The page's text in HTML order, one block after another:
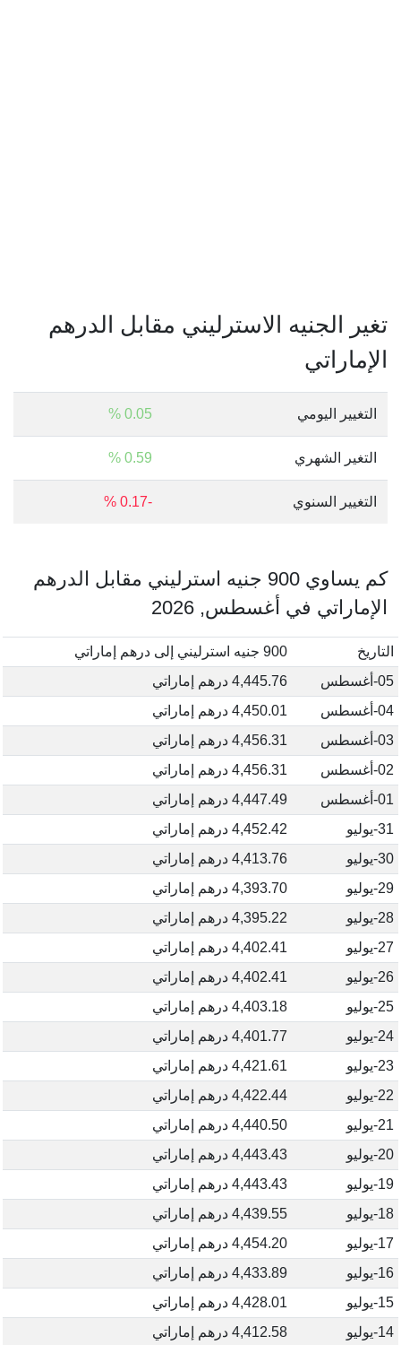
تغير الجنيه الاسترليني مقابل الدرهم
الإماراتي
التغيير اليومي 0.05 %
التغير الشهري 0.59 %
التغيير السنوي -0.17 %
كم يساوي 900 جنيه استرليني مقابل الدرهم
الإماراتي في أغسطس, 2026
التاريخ
900 جنيه استرليني إلى درهم إماراتي
05-أغسطس
4,445.76 درهم إماراتي
04-أغسطس
4,450.01 درهم إماراتي
03-أغسطس
4,456.31 درهم إماراتي
02-أغسطس
4,456.31 درهم إماراتي
01-أغسطس
4,447.49 درهم إماراتي
31-يوليو
4,452.42 درهم إماراتي
30-يوليو
4,413.76 درهم إماراتي
29-يوليو
4,393.70 درهم إماراتي
28-يوليو
4,395.22 درهم إماراتي
27-يوليو
4,402.41 درهم إماراتي
26-يوليو
4,402.41 درهم إماراتي
25-يوليو
4,403.18 درهم إماراتي
24-يوليو
4,401.77 درهم إماراتي
23-يوليو
4,421.61 درهم إماراتي
22-يوليو
4,422.44 درهم إماراتي
21-يوليو
4,440.50 درهم إماراتي
20-يوليو
4,443.43 درهم إماراتي
19-يوليو
4,443.43 درهم إماراتي
18-يوليو
4,439.55 درهم إماراتي
17-يوليو
4,454.20 درهم إماراتي
16-يوليو
4,433.89 درهم إماراتي
15-يوليو
4,428.01 درهم إماراتي
14-يوليو
4,412.58 درهم إماراتي